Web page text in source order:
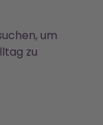
um
zu